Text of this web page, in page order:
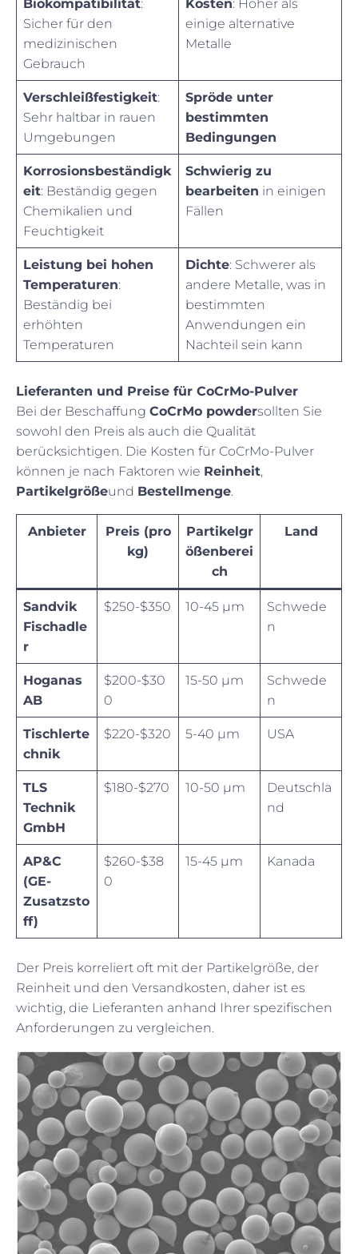
Biokompatibilität:
Sicher für den
medizinischen
Gebrauch
Kosten: Höher als
einige alternative
Metalle
Verschleißfestigkeit:
Sehr haltbar in rauen
Umgebungen
Spröde unter
bestimmten
Bedingungen
Korrosionsbeständigk
eit: Beständig gegen
Chemikalien und
Feuchtigkeit
Schwierig zu
bearbeiten in einigen
Fällen
Leistung bei hohen
Temperaturen:
Beständig bei
erhöhten
Temperaturen
Dichte: Schwerer als
andere Metalle, was in
bestimmten
Anwendungen ein
Nachteil sein kann
Lieferanten und Preise für CoCrMo-Pulver
Bei der Beschaffung CoCrMo powdersollten Sie
sowohl den Preis als auch die Qualität
berücksichtigen. Die Kosten für CoCrMo-Pulver
können je nach Faktoren wie Reinheit,
Partikelgrößeund Bestellmenge.
Anbieter
Preis (pro
kg)
Partikelgr
ößenberei
ch
Land
Sandvik
Fischadle
r
$250-$350 10-45 µm
Schwede
n
Hoganas
AB
$200-$30
0
15-50 µm
Schwede
n
Tischlerte
chnik
$220-$320 5-40 µm USA
TLS
Technik
GmbH
$180-$270 10-50 µm
Deutschla
nd
AP&C
(GE-
Zusatzsto
ff)
$260-$38
0
15-45 µm Kanada
Der Preis korreliert oft mit der Partikelgröße, der
Reinheit und den Versandkosten, daher ist es
wichtig, die Lieferanten anhand Ihrer spezifischen
Anforderungen zu vergleichen.